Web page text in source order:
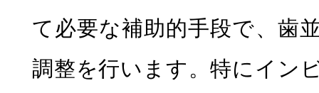
て必要な補助的手段で、歯
調整を行います。特にイン